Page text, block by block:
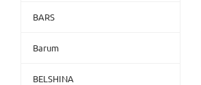
BARS
Barum
BELSHINA